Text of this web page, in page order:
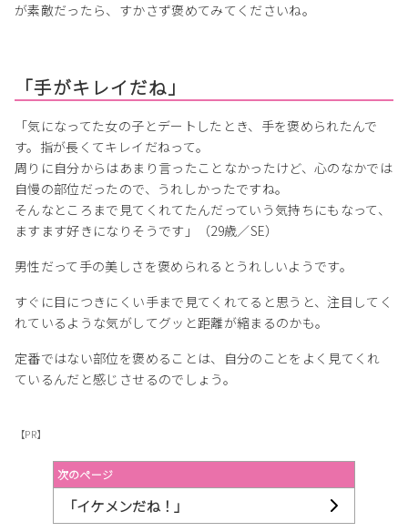
が素敵だったら、すかさず褒めてみてくださいね。
「手がキレイだね」
「気になってた女の子とデートしたとき、手を褒められたんで
す。指が長くてキレイだねって。
周りに自分からはあまり言ったことなかったけど、心のなかでは
自慢の部位だったので、うれしかったですね。
そんなところまで見てくれてたんだっていう気持ちにもなって、
ますます好きになりそうです」（29歳／SE）
男性だって手の美しさを褒められるとうれしいようです。
すぐに目につきにくい手まで見てくれてると思うと、注目してく
れているような気がしてグッと距離が縮まるのかも。
定番ではない部位を褒めることは、自分のことをよく見てくれ
ているんだと感じさせるのでしょう。
【PR】
次のページ
「イケメンだね！」